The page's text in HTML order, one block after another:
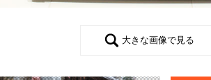
大きな画像で見る